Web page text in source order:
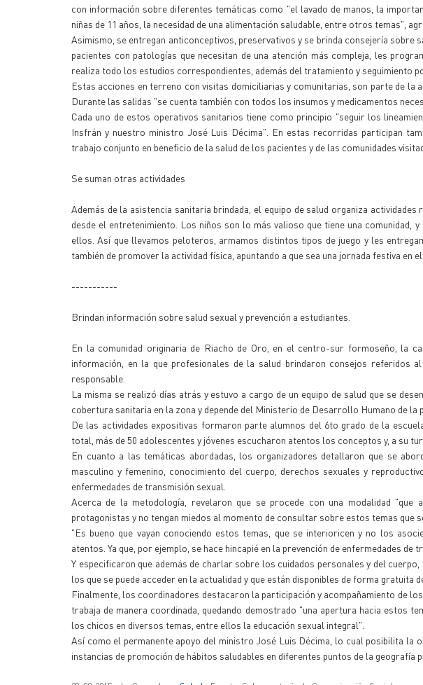
con información sobre diferentes temáticas como "el lavado de manos, la
niñas de 11 años, la necesidad de una alimentación saludable, entre otros temas",
Asimismo, se entregan anticonceptivos, preservativos y se brinda consejería
pacientes con patologías que necesitan de una atención más compleja, les
realiza todo los estudios correspondientes, además del tratamiento y seguimiento
Estas acciones en terreno con visitas domiciliarias y comunitarias, son parte de la
Durante las salidas "se cuenta también con todos los insumos y medicamentos
Cada uno de estos operativos sanitarios tiene como principio "seguir los
Insfrán y nuestro ministro José Luis Décima". En estas recorridas participan
trabajo conjunto en beneficio de la salud de los pacientes y de las comunidades
Se suman otras actividades
Además de la asistencia sanitaria brindada, el equipo de salud organiza
desde el entretenimiento. Los niños son lo más valioso que tiene una comunidad,
ellos. Así que llevamos peloteros, armamos distintos tipos de juego y les
también de promover la actividad física, apuntando a que sea una jornada festiva en
-----------
Brindan información sobre salud sexual y prevención a estudiantes.
En la comunidad originaria de Riacho de Oro, en el centro-sur formoseño, la
información, en la que profesionales de la salud brindaron consejos referidos
responsable.
La misma se realizó días atrás y estuvo a cargo de un equipo de salud que se
cobertura sanitaria en la zona y depende del Ministerio de Desarrollo Humano de la
De las actividades expositivas formaron parte alumnos del 6to grado de la
total, más de 50 adolescentes y jóvenes escucharon atentos los conceptos y, a su
En cuanto a las temáticas abordadas, los organizadores detallaron que se
masculino y femenino, conocimiento del cuerpo, derechos sexuales y
enfermedades de transmisión sexual.
Acerca de la metodología, revelaron que se procede con una modalidad "que
protagonistas y no tengan miedos al momento de consultar sobre estos temas que
"Es bueno que vayan conociendo estos temas, que se interioricen y no los
atentos. Ya que, por ejemplo, se hace hincapié en la prevención de enfermedades
Y especificaron que además de charlar sobre los cuidados personales y del
los que se puede acceder en la actualidad y que están disponibles de forma gratuita
Finalmente, los coordinadores destacaron la participación y acompañamiento de
trabaja de manera coordinada, quedando demostrado "una apertura hacia estos
los chicos en diversos temas, entre ellos la educación sexual integral".
Así como el permanente apoyo del ministro José Luis Décima, lo cual posibilita la
instancias de promoción de hábitos saludables en diferentes puntos de la geografía